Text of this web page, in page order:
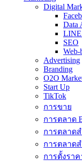
Digital
Data
SEO
Web-
Advertising
Branding
O2O
Start Up
TikTok
การขาย
การตลาด
การตลาด
การตลาด
การตั้งราค